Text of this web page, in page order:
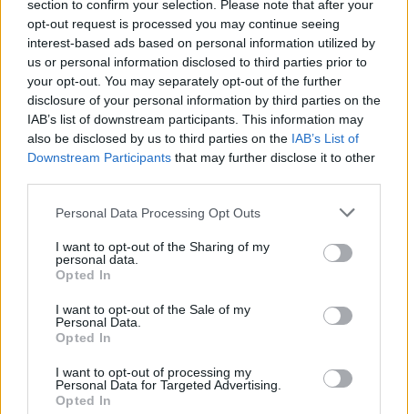
section to confirm your selection. Please note that after your
opt-out request is processed you may continue seeing
interest-based ads based on personal information utilized by
us or personal information disclosed to third parties prior to
your opt-out. You may separately opt-out of the further
disclosure of your personal information by third parties on the
IAB’s list of downstream participants. This information may
also be disclosed by us to third parties on the IAB’s List of
Downstream Participants that may further disclose it to other
Personal Data Processing Opt Outs
I want to opt-out of the Sharing of my
personal data.
Opted In
I want to opt-out of the Sale of my
Personal Data.
Opted In
I want to opt-out of processing my
Personal Data for Targeted Advertising.
Opted In
kuriami produktai gali konkuruoti su
didžiausių parfumerijos grandų kūriniais.
Kasmet sudaryti kontraktai su užsienio
šalimis, lietuviškus kvapus leidžia pažinti
plačiajam pasauliui. Šiuo metu kūrinius
galima rasti net penkiolikoje pasaulio šalių.
„Turbūt didžiausias įvertinimas yra tuomet,
Prancūzija ir Italija, kuriose sukasi ilgametes
tradicijas turintis parfumerijos verslas. Tai yra
ypatingai didelis įvertinimas, nes Lietuva
parfumerijos žemėlapyje yra nedidelis
žaidėjas. Daug mažesnių šalių kūrėjų
parodose prisistato angliškais pavadinimais,